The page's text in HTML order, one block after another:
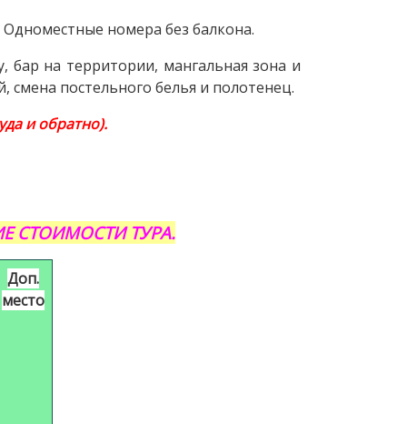
Одноместные номера без балкона.
бар на территории, мангальная зона и
смена постельного белья и полотенец.
и обратно).
СТОИМОСТИ ТУРА.
Доп.
место